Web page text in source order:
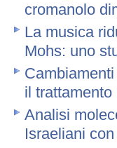
cromanolo
La musica
Mohs: uno
il
Analisi
Israeliani